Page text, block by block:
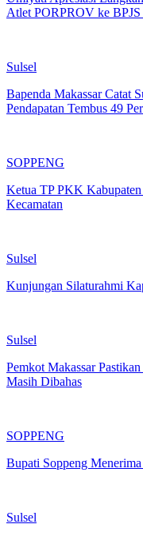
Atlet PORPROV ke BPJS
Sulsel
Bapenda Makassar Catat
Pendapatan Tembus 49
SOPPENG
Ketua TP PKK
Kecamatan
Sulsel
Kunjungan Silaturahmi
Sulsel
Pemkot Makassar
Masih Dibahas
SOPPENG
Bupati Soppeng
Sulsel